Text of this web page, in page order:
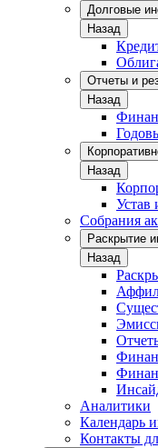
Долговые
Назад
Отчеты и
Назад
Назад
Устав
Собрания
Раскрытие
Назад
Аналитики
Календарь
Контакты